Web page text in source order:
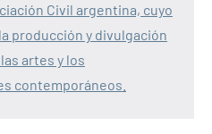
Civil argentina, cuyo
producción y divulgación
artes y los
contemporáneos.